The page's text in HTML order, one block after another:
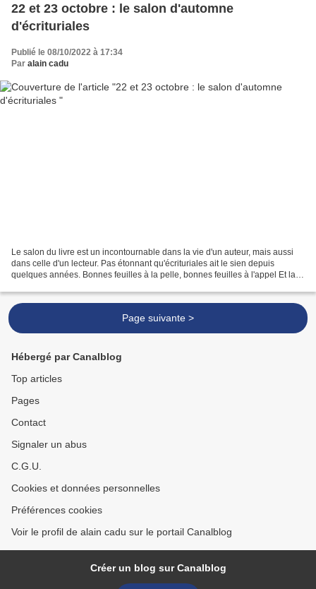
22 et 23 octobre : le salon d'automne
d'écrituriales
Publié le 08/10/2022 à 17:34
Par alain cadu
Le salon du livre est un incontournable dans la vie d'un auteur, mais aussi
dans celle d'un lecteur. Pas étonnant qu'écrituriales ait le sien depuis
quelques années. Bonnes feuilles à la pelle, bonnes feuilles à l'appel Et la
Page suivante >
Hébergé par Canalblog
Top articles
Pages
Contact
Signaler un abus
C.G.U.
Cookies et données personnelles
Préférences cookies
Voir le profil de alain cadu sur le portail Canalblog
Créer un blog sur Canalblog